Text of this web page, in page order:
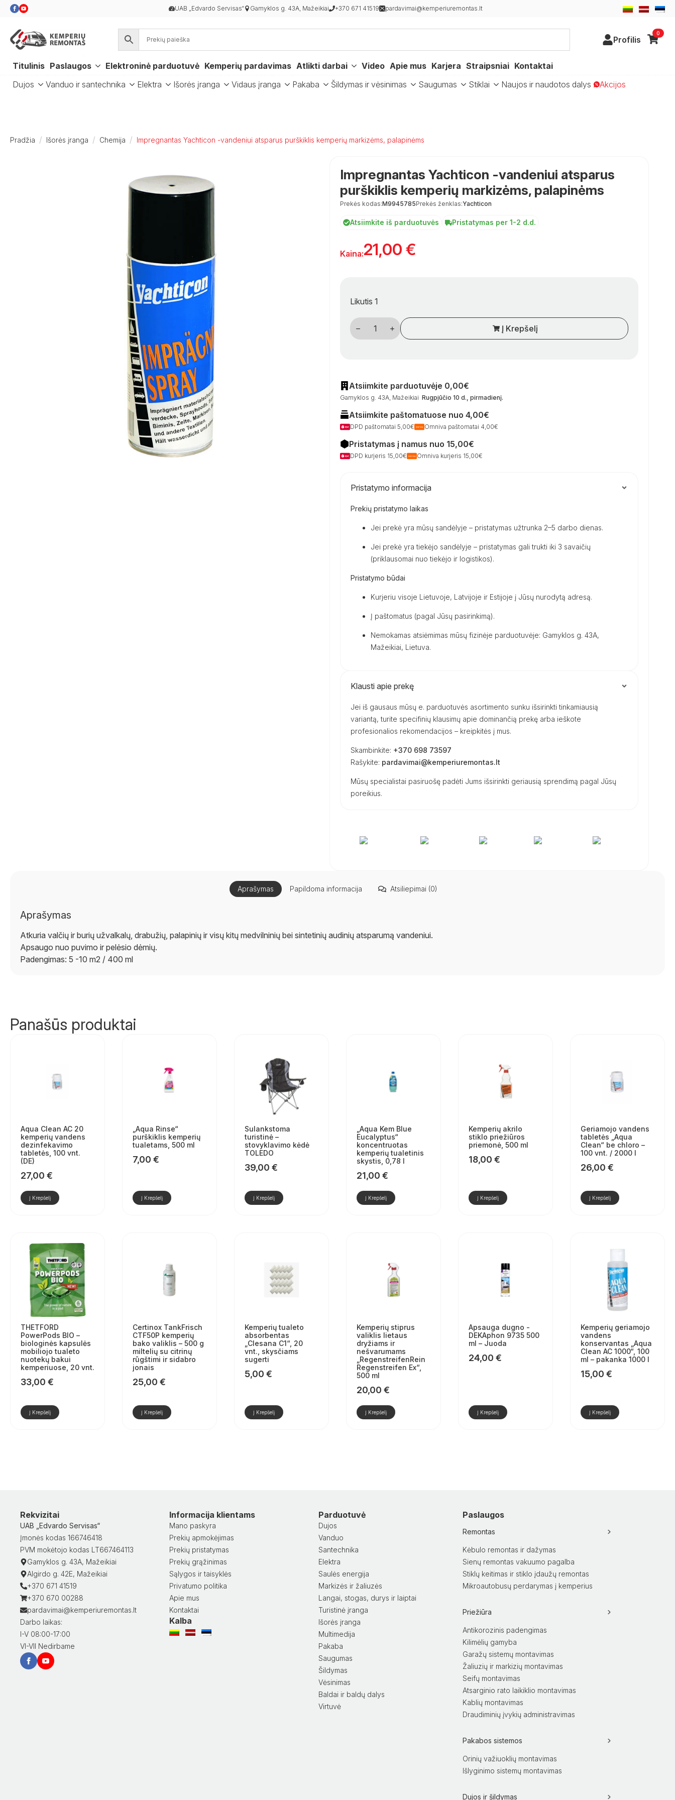
UAB „Edvardo Servisas“ Gamyklos g. 43A, Mažeikiai +370 671 41519 pardavimai@kemperiuremontas.lt
Profilis
0
Titulinis Paslaugos Elektroninė parduotuvė Kemperių pardavimas Atlikti darbai Video Apie mus Karjera Straipsniai Kontaktai
Dujos
Vanduo ir santechnika Elektra Išorės įranga Vidaus įranga Pakaba Šildymas ir vėsinimas Saugumas Stiklai Naujos ir naudotos dalys Akcijos
Pradžia Išorės įranga Chemija Impregnantas Yachticon -vandeniui atsparus purškiklis kemperių markizėms, palapinėms
Impregnantas Yachticon -vandeniui atsparus
purškiklis kemperių markizėms, palapinėms
Prekės kodas:M9945785Prekės ženklas:Yachticon
Atsiimkite iš parduotuvės Pristatymas per 1-2 d.d.
Kaina:21,00 €
Likutis 1
produkto
kiekis:
Impregnantas
kemperių
markizėms,
palapinėms
Į Krepšelį
Atsiimkite parduotuvėje 0,00€
Gamyklos g. 43A, Mažeikiai Rugpjūčio 10 d., pirmadienį.
Atsiimkite paštomatuose nuo 4,00€
DPD paštomatai 5,00€ Omniva paštomatai 4,00€
Pristatymas į namus nuo 15,00€
DPD kurjeris 15,00€ Omniva kurjeris 15,00€
Pristatymo informacija
Prekių pristatymo laikas
Jei prekė yra mūsų sandėlyje – pristatymas užtrunka 2–5 darbo dienas.
Jei prekė yra tiekėjo sandėlyje – pristatymas gali trukti iki 3 savaičių
(priklausomai nuo tiekėjo ir logistikos).
Pristatymo būdai
Kurjeriu visoje Lietuvoje, Latvijoje ir Estijoje į Jūsų nurodytą adresą.
Į paštomatus (pagal Jūsų pasirinkimą).
Nemokamas atsiėmimas mūsų fizinėje parduotuvėje: Gamyklos g. 43A,
Mažeikiai, Lietuva.
Klausti apie prekę
Jei iš gausaus mūsų e. parduotuvės asortimento sunku išsirinkti tinkamiausią
variantą, turite specifinių klausimų apie dominančią prekę arba ieškote
profesionalios rekomendacijos – kreipkitės į mus.
Skambinkite: +370 698 73597
Rašykite: pardavimai@kemperiuremontas.lt
Mūsų specialistai pasiruošę padėti Jums išsirinkti geriausią sprendimą pagal Jūsų
poreikius.
Aprašymas Papildoma informacija Atsiliepimai (0)
Aprašymas
Atkuria valčių ir burių užvalkalų, drabužių, palapinių ir visų kitų medvilninių bei sintetinių audinių atsparumą vandeniui.
Apsaugo nuo puvimo ir pelėsio dėmių.
Padengimas: 5 -10 m2 / 400 ml
Panašūs produktai
Aqua Clean AC 20
kemperių vandens
dezinfekavimo
tabletės, 100 vnt.
(DE)
27,00 €
Į Krepšelį
„Aqua Rinse“
purškiklis kemperių
tualetams, 500 ml
7,00 €
Į Krepšelį
Sulankstoma
turistinė –
stovyklavimo kėdė
TOLEDO
39,00 €
Į Krepšelį
„Aqua Kem Blue
Eucalyptus“
koncentruotas
kemperių tualetinis
skystis, 0,78 l
21,00 €
Į Krepšelį
Kemperių akrilo
stiklo priežiūros
priemonė, 500 ml
18,00 €
Į Krepšelį
Geriamojo vandens
tabletės „Aqua
Clean“ be chloro –
100 vnt. / 2000 l
26,00 €
Į Krepšelį
THETFORD
PowerPods BIO –
biologinės kapsulės
mobiliojo tualeto
nuotekų bakui
kemperiuose, 20 vnt.
33,00 €
Į Krepšelį
Certinox TankFrisch
CTF50P kemperių
bako valiklis – 500 g
miltelių su citrinų
rūgštimi ir sidabro
jonais
25,00 €
Į Krepšelį
Kemperių tualeto
absorbentas
„Clesana C1“, 20
vnt., skysčiams
sugerti
5,00 €
Į Krepšelį
Kemperių stiprus
valiklis lietaus
dryžiams ir
nešvarumams
„RegenstreifenRein
Regenstreifen Ex“,
500 ml
20,00 €
Į Krepšelį
Apsauga dugno -
DEKAphon 9735 500
ml – Juoda
24,00 €
Į Krepšelį
Kemperių geriamojo
vandens
konservantas „Aqua
Clean AC 1000“, 100
ml – pakanka 1000 l
15,00 €
Į Krepšelį
Rekvizitai
UAB „Edvardo Servisas“
Įmonės kodas 166746418
PVM mokėtojo kodas LT667464113
Gamyklos g. 43A, Mažeikiai
Algirdo g. 42E, Mažeikiai
+370 671 41519
+370 670 00288
pardavimai@kemperiuremontas.lt
Darbo laikas:
I-V 08:00-17:00
VI-VII Nedirbame
Informacija klientams
Mano paskyra
Prekių apmokėjimas
Prekių pristatymas
Prekių grąžinimas
Sąlygos ir taisyklės
Privatumo politika
Apie mus
Kontaktai
Kalba
Parduotuvė
Dujos
Vanduo
Santechnika
Elektra
Saulės energija
Markizės ir žaliuzės
Langai, stogas, durys ir laiptai
Turistinė įranga
Išorės įranga
Multimedija
Pakaba
Saugumas
Šildymas
Vėsinimas
Baldai ir baldų dalys
Virtuvė
Paslaugos
Remontas
Kėbulo remontas ir dažymas
Sienų remontas vakuumo pagalba
Stiklų keitimas ir stiklo įdaužų remontas
Mikroautobusų perdarymas į kemperius
Priežiūra
Antikorozinis padengimas
Kilimėlių gamyba
Garažų sistemų montavimas
Žaliuzių ir markizių montavimas
Seifų montavimas
Atsarginio rato laikiklio montavimas
Kablių montavimas
Draudiminių įvykių administravimas
Pakabos sistemos
Orinių važiuoklių montavimas
Išlyginimo sistemų montavimas
Dujos ir šildymas